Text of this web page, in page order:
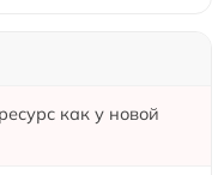
как у новой